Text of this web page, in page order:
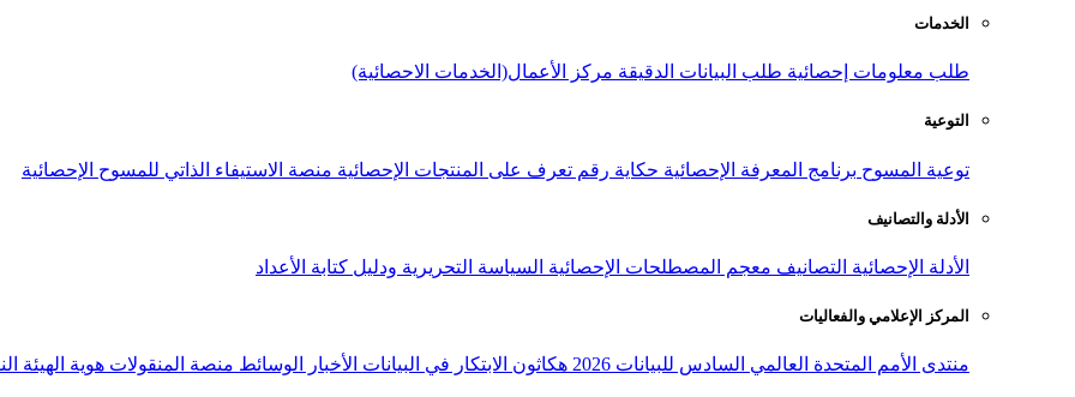
الخدمات
طلب معلومات إحصائية طلب البيانات الدقيقة مركز الأعمال(الخدمات الاحصائية)
التوعية
توعية المسوح برنامج المعرفة الإحصائية حكاية رقم تعرف على المنتجات الإحصائية منصة الاستيفاء الذاتي للمسوح الإحصائية
الأدلة والتصانيف
الأدلة الإحصائية التصانيف معجم المصطلحات الإحصائية السياسة التحريرية ودليل كتابة الأعداد
المركز الإعلامي والفعاليات
منتدى الأمم المتحدة العالمي السادس للبيانات 2026 هكاثون الابتكار في البيانات الأخبار الوسائط منصة المنقولات هوية الهيئة